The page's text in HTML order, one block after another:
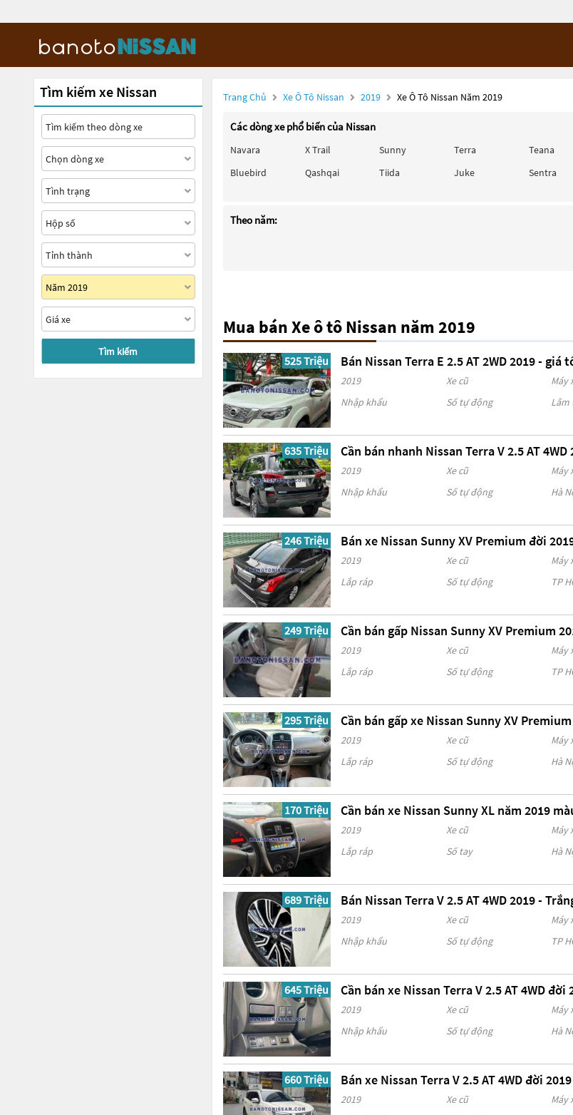
Tìm kiếm xe Nissan
Tìm kiếm
Trang Chủ Xe Ô Tô Nissan 2019 Xe Ô Tô Nissan Năm 2019
Các dòng xe phổ biến của Nissan
Navara X Trail Sunny Terra Teana
Bluebird
Qashqai Tiida Juke Sentra
Theo năm:
Mua bán Xe ô tô Nissan năm 2019
525 Triệu Bán Nissan Terra E 2.5 AT 2WD 2019 - giá
2019 Xe cũ
Máy
Nhập khẩu
Số tự động Lâm
635 Triệu Cần bán nhanh Nissan Terra V 2.5 AT 4WD
2019 Xe cũ
Máy
Nhập khẩu
Số tự động Hà
246 Triệu Bán xe Nissan Sunny XV Premium đời
2019 Xe cũ
Máy
Lắp ráp
Số tự động TP
249 Triệu Cần bán gấp Nissan Sunny XV Premium
2019 Xe cũ
Máy
Lắp ráp
Số tự động TP
295 Triệu Cần bán gấp xe Nissan Sunny XV
2019 Xe cũ
Máy
Lắp ráp
Số tự động Hà
170 Triệu Cần bán xe Nissan Sunny XL năm 2019
2019 Xe cũ
Máy
Lắp ráp
Số tay Hà
689 Triệu Bán Nissan Terra V 2.5 AT 4WD 2019 -
2019 Xe cũ
Máy
Nhập khẩu
Số tự động TP
645 Triệu Cần bán xe Nissan Terra V 2.5 AT 4WD đời
2019 Xe cũ
Máy
Nhập khẩu
Số tự động Hà
660 Triệu Bán xe Nissan Terra V 2.5 AT 4WD đời
2019 Xe cũ
Máy